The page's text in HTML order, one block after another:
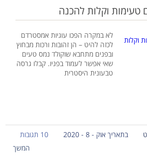
טעימות וקלות להכנה
לא במקרה הפכו עוגיות אמסטרדם
לכזה להיט – הן זהובות ורכות מבחוץ
ובפנים מתחבא שוקולד נמס טעים
שאי אפשר לעמוד בפניו. קבלו גרסה
טבעונית היסטרית
בתאריך אוק - 8 - 2020
10 תגובות
המשך